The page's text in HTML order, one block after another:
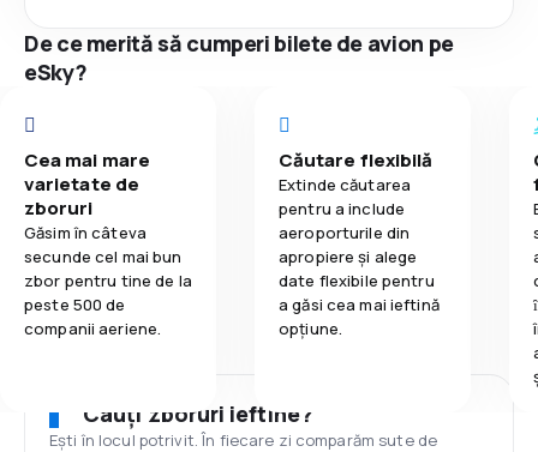
De ce merită să cumperi bilete de avion pe
eSky?
Cea mai mare
varietate de
zboruri
Găsim în câteva
secunde cel mai bun
zbor pentru tine de la
peste 500 de
companii aeriene.
Căutare flexibilă
Extinde căutarea
pentru a include
aeroporturile din
apropiere și alege
date flexibile pentru
a găsi cea mai ieftină
opțiune.
Cauți zboruri ieftine?
Ești în locul potrivit. În fiecare zi comparăm sute de